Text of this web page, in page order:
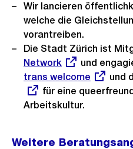
Wir lancieren
welche die
vorantreiben.
Die Stadt Zürich ist
Network
und
Externer
Link:
trans welcome und
für eine
Arbeitskultur.
Weitere